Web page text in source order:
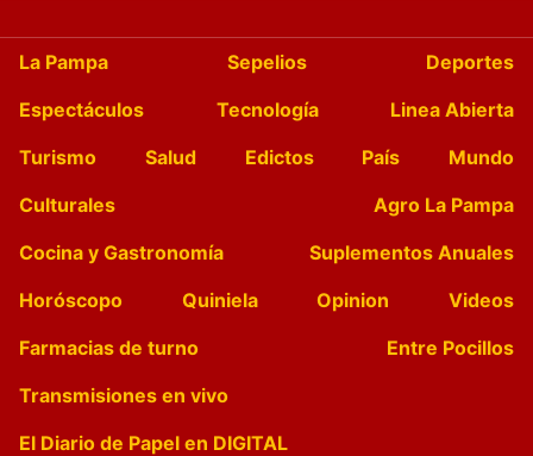
La Pampa Sepelios
Deportes
Espectáculos
Tecnología
Linea Abierta
Turismo
Salud Edictos País
Mundo
Culturales
Agro La Pampa
Cocina y Gastronomía
Suplementos Anuales
Horóscopo
Quiniela Opinion
Videos
Farmacias de turno
Entre Pocillos
Transmisiones en vivo
El Diario de Papel en DIGITAL